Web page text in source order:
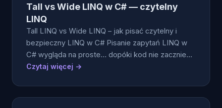
Tall vs Wide LINQ w C# — czytelny
LINQ
Tall LINQ vs Wide LINQ – jak pisać czytelny i
bezpieczny LINQ w C# Pisanie zapytań LINQ w
C# wygląda na proste… dopóki kod nie zacznie…
Czytaj więcej →